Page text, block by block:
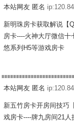
本站网友 匿名
新明珠房卡获取解说
房卡----火神大厅微信
悠系列H5等游戏房卡
本站网友 匿名
新五竹房卡开房间技
戏房卡----牌九房间21